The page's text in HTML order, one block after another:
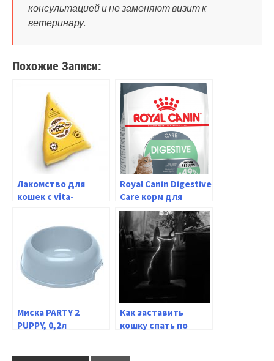
консультацией и не заменяют визит к
ветеринару.
Похожие Записи:
Лакомство для
кошек с vita-
Royal Canin Digestive
Care корм для
кошек с
расстройствами
пищеварительной
системы (10 кг)
Миска PARTY 2
PUPPY, 0,2л
Как заставить
кошку спать по